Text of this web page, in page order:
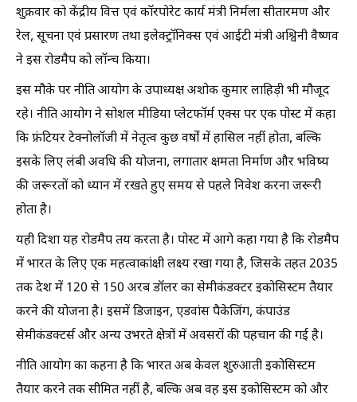
शुक्रवार को केंद्रीय वित्त एवं कॉरपोरेट कार्य मंत्री निर्मला सीतारमण और
रेल, सूचना एवं प्रसारण तथा इलेक्ट्रॉनिक्स एवं आईटी मंत्री अश्विनी वैष्णव
ने इस रोडमैप को लॉन्च किया।
इस मौके पर नीति आयोग के उपाध्यक्ष अशोक कुमार लाहिड़ी भी मौजूद
रहे। नीति आयोग ने सोशल मीडिया प्लेटफॉर्म एक्स पर एक पोस्ट में कहा
कि फ्रंटियर टेक्नोलॉजी में नेतृत्व कुछ वर्षों में हासिल नहीं होता, बल्कि
इसके लिए लंबी अवधि की योजना, लगातार क्षमता निर्माण और भविष्य
की जरूरतों को ध्यान में रखते हुए समय से पहले निवेश करना जरूरी
होता है।
यही दिशा यह रोडमैप तय करता है। पोस्ट में आगे कहा गया है कि रोडमैप
में भारत के लिए एक महत्वाकांक्षी लक्ष्य रखा गया है, जिसके तहत 2035
तक देश में 120 से 150 अरब डॉलर का सेमीकंडक्टर इकोसिस्टम तैयार
करने की योजना है। इसमें डिजाइन, एडवांस पैकेजिंग, कंपाउंड
सेमीकंडक्टर्स और अन्य उभरते क्षेत्रों में अवसरों की पहचान की गई है।
नीति आयोग का कहना है कि भारत अब केवल शुरुआती इकोसिस्टम
तैयार करने तक सीमित नहीं है, बल्कि अब वह इस इकोसिस्टम को और